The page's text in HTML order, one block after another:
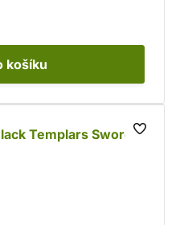
košíku
Templars Sword